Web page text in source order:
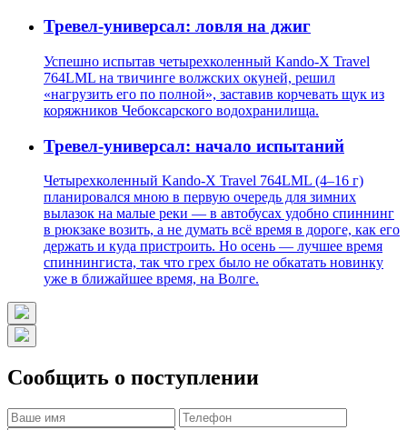
Тревел-универсал: ловля на джиг
Успешно испытав четырехколенный Kando-X Travel
764LML на твичинге волжских окуней, решил
«нагрузить его по полной», заставив корчевать щук из
коряжников Чебоксарского водохранилища.
Тревел-универсал: начало испытаний
Четырехколенный Kando-X Travel 764LML (4–16 г)
планировался мною в первую очередь для зимних
вылазок на малые реки — в автобусах удобно спиннинг
в рюкзаке возить, а не думать всё время в дороге, как его
держать и куда пристроить. Но осень — лучшее время
спиннингиста, так что грех было не обкатать новинку
уже в ближайшее время, на Волге.
Сообщить о поступлении